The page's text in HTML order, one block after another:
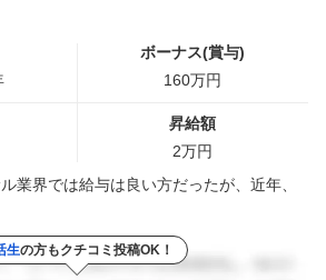
ボーナス(賞与)
160万円
昇給額
2万円
業界では給与は良い方だったが、近年、
生の方もクチコミ投稿OK！